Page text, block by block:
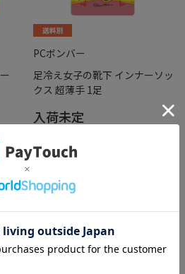
PCボンバー
足冷え女子の靴下 インナーソッ
クス 超薄手 1足
入荷未定
在庫：○
PC